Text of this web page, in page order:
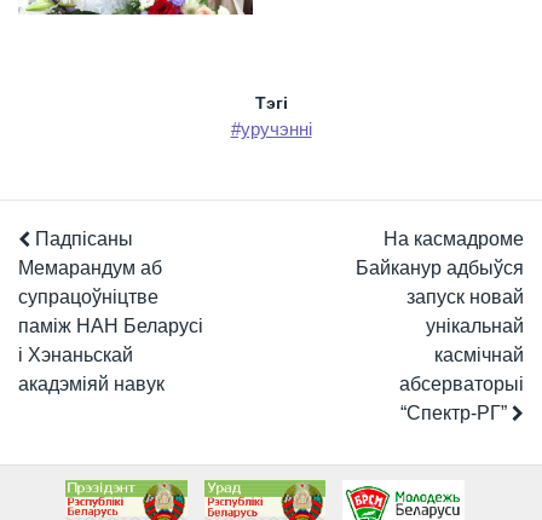
Тэгi
#уручэнні
Падпісаны
Мемарандум аб
супрацоўніцтве
паміж НАН Беларусі
і Хэнаньскай
акадэміяй навук
На касмадроме
Байканур адбыўся
запуск новай
унікальнай
касмічнай
абсерваторыі
“Спектр-РГ”